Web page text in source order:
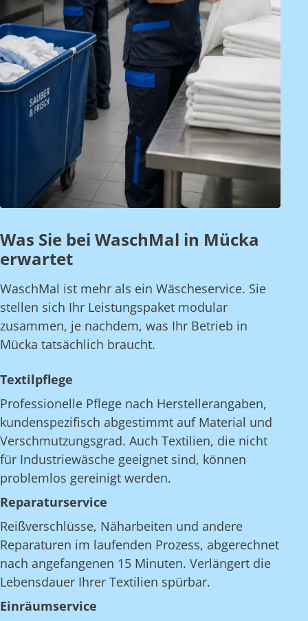
Was Sie bei WaschMal in Mücka
erwartet
WaschMal ist mehr als ein Wäscheservice. Sie
stellen sich Ihr Leistungspaket modular
zusammen, je nachdem, was Ihr Betrieb in
Mücka tatsächlich braucht.
Textilpflege
Professionelle Pflege nach Herstellerangaben,
kundenspezifisch abgestimmt auf Material und
Verschmutzungsgrad. Auch Textilien, die nicht
für Industriewäsche geeignet sind, können
problemlos gereinigt werden.
Reparaturservice
Reißverschlüsse, Näharbeiten und andere
Reparaturen im laufenden Prozess, abgerechnet
nach angefangenen 15 Minuten. Verlängert die
Lebensdauer Ihrer Textilien spürbar.
Einräumservice